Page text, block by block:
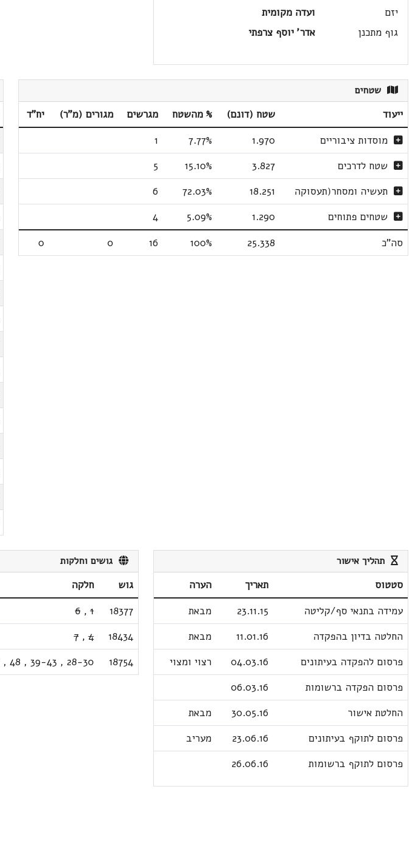
יזם
ועדה מקומית
גוף מתכנן
אדר' יוסף צרפתי
שטחים
ייעוד שטח (דונם) % מהשטח מגרשים מגורים (מ"ר)
יח"ד
מוסדות ציבוריים
1.970
7.77%
1
שטח לדרכים
3.827
15.10%
5
תעשיה ומסחר(תעסוקה
18.251
72.03%
6
שטחים פתוחים
1.290
5.09%
4
סה"כ
25.338
100%
16
0
0
תהליך אישור
סטטוס תאריך
הערה
עמידה בתנאי סף/קליטה
23.11.15
מבאת
החלטה בדיון בהפקדה
11.01.16
מבאת
פרסום להפקדה בעיתונים
04.03.16
רצוי ומצוי
פרסום הפקדה ברשומות
06.03.16
החלטת אישור
30.05.16
מבאת
פרסום לתוקף בעיתונים
23.06.16
מעריב
פרסום לתוקף ברשומות
26.06.16
גושים וחלקות
גוש
חלקה
18377
1
,
6
18434
4
,
7
18754
28-30
,
39-43
,
48
,